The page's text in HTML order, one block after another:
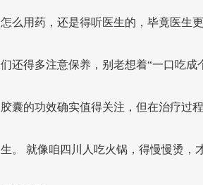
怎么用药，还是得听医生的，毕竟医生
们还得多注意保养，别老想着“一口吃成
胶囊的功效确实值得关注，但在治疗过
生。 就像咱四川人吃火锅，得慢慢烫，